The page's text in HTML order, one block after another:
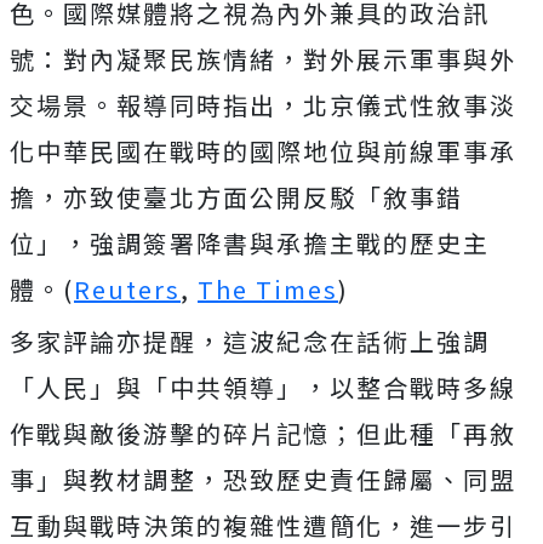
色。國際媒體將之視為內外兼具的政治訊
號：對內凝聚民族情緒，對外展示軍事與外
交場景。報導同時指出，北京儀式性敘事淡
化中華民國在戰時的國際地位與前線軍事承
擔，亦致使臺北方面公開反駁「敘事錯
位」，強調簽署降書與承擔主戰的歷史主
體。(Reuters, The Times)
多家評論亦提醒，這波紀念在話術上強調
「人民」與「中共領導」，以整合戰時多線
作戰與敵後游擊的碎片記憶；但此種「再敘
事」與教材調整，恐致歷史責任歸屬、同盟
互動與戰時決策的複雜性遭簡化，進一步引